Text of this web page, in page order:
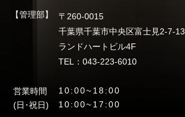
【管理部】
〒260-0015
千葉県千葉市中央区富士見2-7-13
ランドハートビル4F
TEL：043-223-6010
営業時間
10:00~18:00
(日･祝日)
10:00~17:00